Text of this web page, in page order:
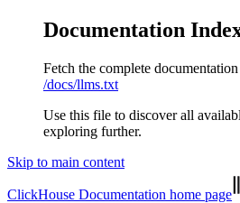
Documentation
Fetch the complete
/docs/llms.txt
Use this file to discover all
exploring further.
Skip to main content
ClickHouse Documentation home page